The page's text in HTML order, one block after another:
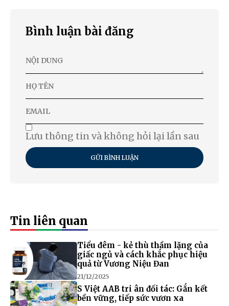
Bình luận bài đăng
Lưu thông tin và không hỏi lại lần sau
GỬI BÌNH LUẬN
Tin liên quan
Tiểu đêm - kẻ thù thầm lặng của
giấc ngủ và cách khắc phục hiệu
quả từ Vương Niệu Đan
21/12/2025
S Việt AAB tri ân đối tác: Gắn kết
bền vững, tiếp sức vươn xa